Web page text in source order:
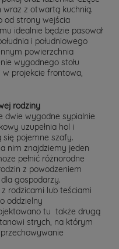
z otwartą kuchnią.
od strony wejścia
idealnie będzie pasował
i południowego
powierzchnia
wygodnego stołu
w projekcie frontowa,
rodziny
dwie wygodne sypialnie
uzupełnia hol i
się pojemne szafy.
nim znajdziemy jeden
pełnić różnorodne
z powodzeniem
gospodarzy.
rodzicami lub teściami
oddzielny
tu także drugą
strych, na którym